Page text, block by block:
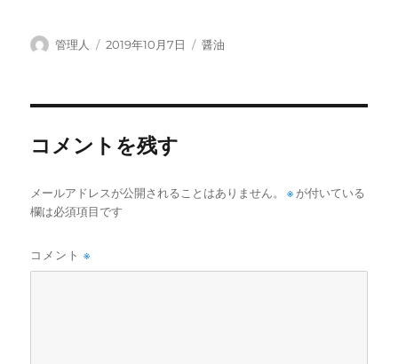
投
管理人
投
2019年10月7日
カ
醤油
コメントを残す
メールアドレスが公開されることはありません。 ※ が付いている
欄は必須項目です
コメント※